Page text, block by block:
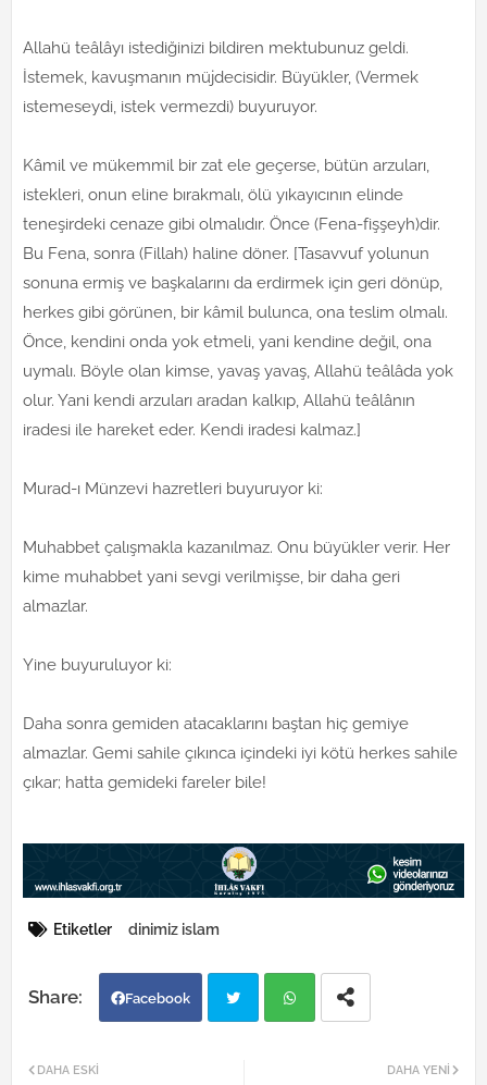
Allahü teâlâyı istediğinizi bildiren mektubunuz geldi.
İstemek, kavuşmanın müjdecisidir. Büyükler, (Vermek
istemeseydi, istek vermezdi) buyuruyor.
Kâmil ve mükemmil bir zat ele geçerse, bütün arzuları,
istekleri, onun eline bırakmalı, ölü yıkayıcının elinde
teneşirdeki cenaze gibi olmalıdır. Önce (Fena-fişşeyh)dir.
Bu Fena, sonra (Fillah) haline döner. [Tasavvuf yolunun
sonuna ermiş ve başkalarını da erdirmek için geri dönüp,
herkes gibi görünen, bir kâmil bulunca, ona teslim olmalı.
Önce, kendini onda yok etmeli, yani kendine değil, ona
uymalı. Böyle olan kimse, yavaş yavaş, Allahü teâlâda yok
olur. Yani kendi arzuları aradan kalkıp, Allahü teâlânın
iradesi ile hareket eder. Kendi iradesi kalmaz.]
Murad-ı Münzevi hazretleri buyuruyor ki:
Muhabbet çalışmakla kazanılmaz. Onu büyükler verir. Her
kime muhabbet yani sevgi verilmişse, bir daha geri
almazlar.
Yine buyuruluyor ki:
Daha sonra gemiden atacaklarını baştan hiç gemiye
almazlar. Gemi sahile çıkınca içindeki iyi kötü herkes sahile
çıkar; hatta gemideki fareler bile!
Etiketler dinimiz islam
Facebook
DAHA YENI
DAHA ESKI